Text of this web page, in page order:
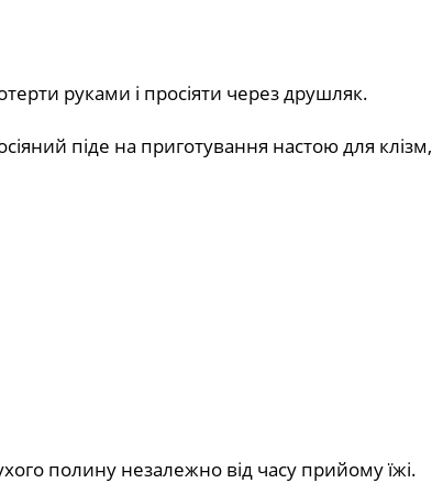
руками і просіяти через друшляк.
піде на приготування настою для клізм,
полину незалежно від часу прийому їжі.